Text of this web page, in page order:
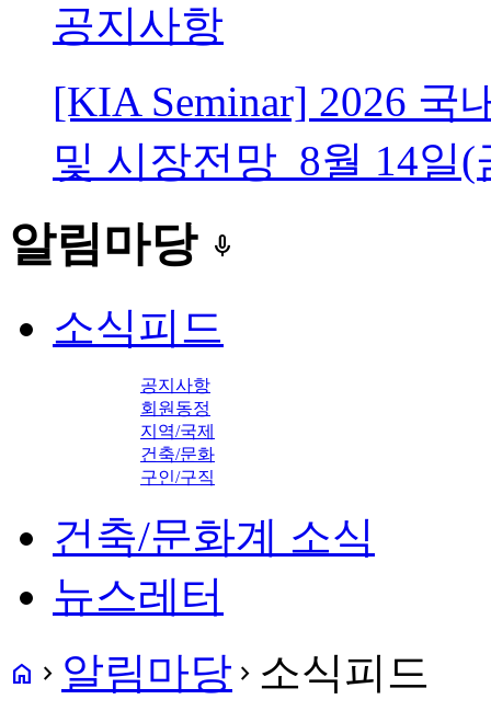
공지사항
[KIA Seminar] 2026 국
및 시장전망_8월 14일(
알림마당 keyboard_voice
소식피드
공지사항
회원동정
지역/국제
건축/문화
구인/구직
건축/문화계 소식
뉴스레터
home navigate_next 알림마당 navigate_next 소식피드